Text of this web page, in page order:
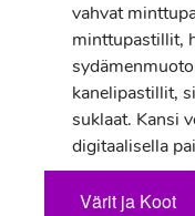
vahvat
minttupastillit,
kanelipastillit,
suklaat. Kansi
digitaalisella
Värit ja Koot